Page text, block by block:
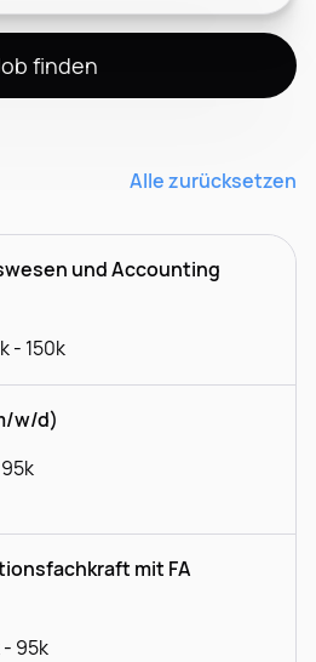
CH
finden
Alle zurücksetzen
und Accounting
- 150k
w/d)
mit FA
- 95k